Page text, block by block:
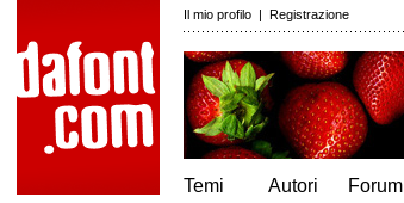
Il mio profilo | Registrazione
Temi
Autori
Forum